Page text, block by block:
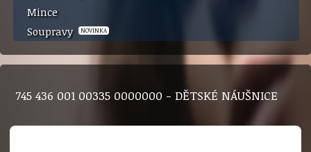
Mince
Soupravy
NOVINKA
745 436 001 00335 0000000 - DĚTSKÉ NÁUŠNICE